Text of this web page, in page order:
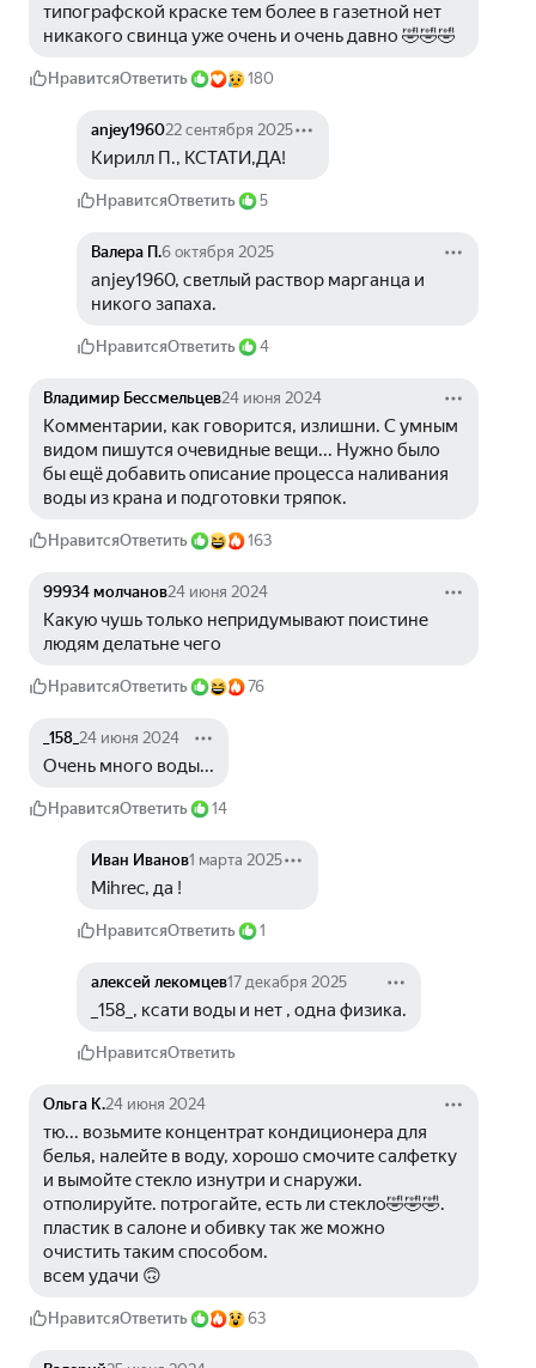
типографской краске тем более в газетной нет
никакого свинца уже очень и очень давно 🤣🤣🤣
НравитсяОтветить 180
anjey196022 сентября 2025
Кирилл П., КСТАТИ,ДА!
НравитсяОтветить 5
Валера П.6 октября 2025
anjey1960, светлый раствор марганца и
никого запаха.
НравитсяОтветить 4
Владимир Бессмельцев24 июня 2024
Комментарии, как говорится, излишни. С умным
видом пишутся очевидные вещи... Нужно было
бы ещё добавить описание процесса наливания
воды из крана и подготовки тряпок.
НравитсяОтветить 163
99934 молчанов24 июня 2024
Какую чушь только непридумывают поистине
людям делатьне чего
НравитсяОтветить 76
_158_ 24 июня 2024
Очень много воды...
НравитсяОтветить 14
Иван Иванов1 марта 2025
Mihrec, да !
НравитсяОтветить 1
алексей лекомцев17 декабря 2025
_158_, ксати воды и нет , одна физика.
НравитсяОтветить
Ольга К.24 июня 2024
тю... возьмите концентрат кондиционера для
белья, налейте в воду, хорошо смочите салфетку
и вымойте стекло изнутри и снаружи.
отполируйте. потрогайте, есть ли стекло🤣🤣🤣.
пластик в салоне и обивку так же можно
очистить таким способом.
всем удачи 🙃
НравитсяОтветить 63